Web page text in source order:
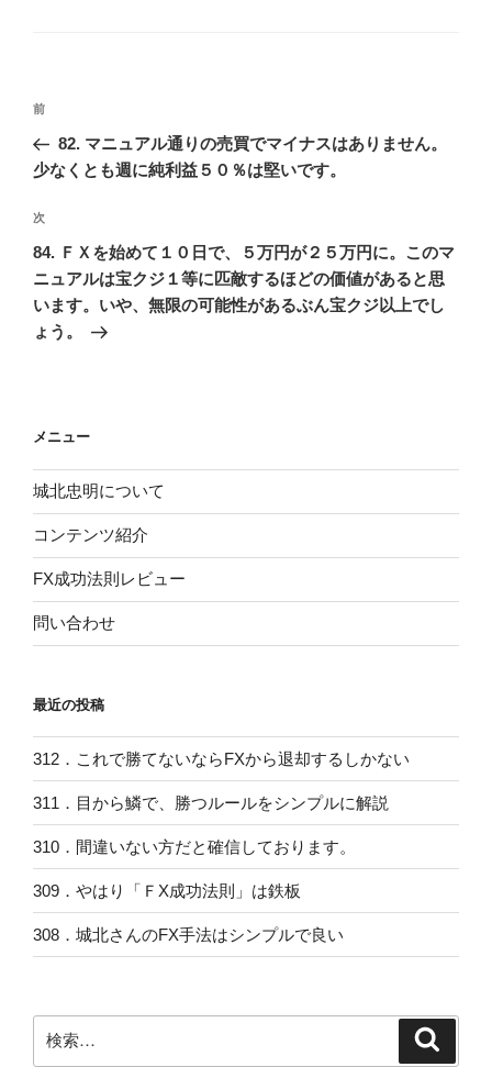
投
ナ
ゲ
ー
シ
ョ
ン
前
の
投
前
82. マニュアル通りの売買でマイナスはありません。
少なくとも週に純利益５０％は堅いです。
次
の
投
稿
次
84. ＦＸを始めて１０日で、５万円が２５万円に。このマ
ニュアルは宝クジ１等に匹敵するほどの価値があると思
います。いや、無限の可能性があるぶん宝クジ以上でし
ょう。
メニュー
城北忠明について
コンテンツ紹介
FX成功法則レビュー
問い合わせ
最近の投稿
312．これで勝てないならFXから退却するしかない
311．目から鱗で、勝つルールをシンプルに解説
310．間違いない方だと確信しております。
309．やはり「ＦX成功法則」は鉄板
308．城北さんのFX手法はシンプルで良い
索: